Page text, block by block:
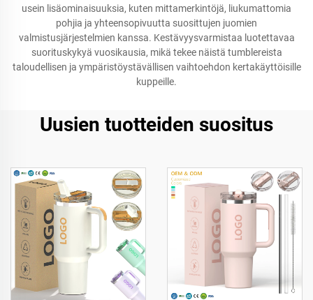
usein lisäominaisuuksia, kuten mittamerkintöjä, liukumattomia
pohjia ja yhteensopivuutta suosittujen juomien
valmistusjärjestelmien kanssa. Kestävyysvarmistaa luotettavaa
suorituskykyä vuosikausia, mikä tekee näistä tumblereista
taloudellisen ja ympäristöystävällisen vaihtoehdon kertakäyttöisille
kuppeille.
Uusien tuotteiden suositus